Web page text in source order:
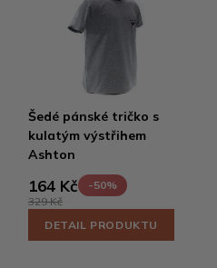
Šedé pánské tričko s
kulatým výstřihem
Ashton
164 Kč
-50%
329 Kč
DETAIL PRODUKTU